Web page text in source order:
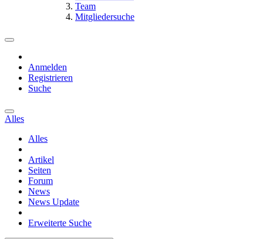
Team
Mitgliedersuche
Anmelden
Registrieren
Suche
Alles
Alles
Artikel
Seiten
Forum
News
News Update
Erweiterte Suche